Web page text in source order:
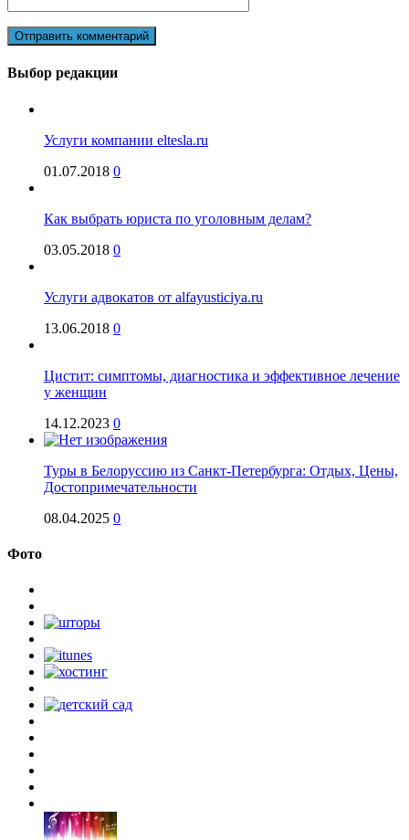
Выбор редакции
Услуги компании eltesla.ru
01.07.2018 0
Как выбрать юриста по уголовным делам?
03.05.2018 0
Услуги адвокатов от alfayusticiya.ru
13.06.2018 0
Цистит: симптомы, диагностика и эффективное лечение
у женщин
14.12.2023 0
Туры в Белоруссию из Санкт-Петербурга: Отдых, Цены,
Достопримечательности
08.04.2025 0
Фото